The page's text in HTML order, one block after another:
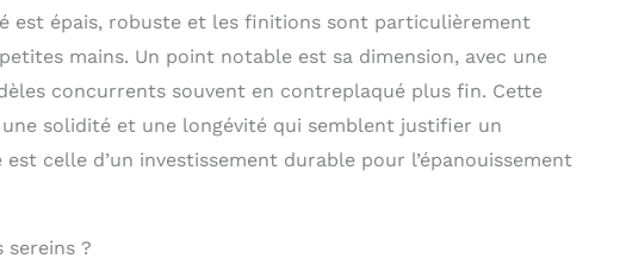
est épais, robuste et les finitions sont particulièrement
mains. Un point notable est sa dimension, avec une
concurrents souvent en contreplaqué plus fin. Cette
solidité et une longévité qui semblent justifier un
celle d’un investissement durable pour l’épanouissement
?